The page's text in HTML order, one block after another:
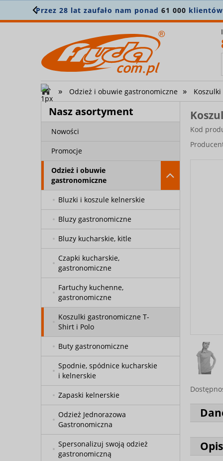
» Odzież i obuwie gastronomiczne »
Nasz asortyment
Nowości
Promocje
Odzież i obuwie
gastronomiczne
Bluzki i koszule kelnerskie
Bluzy gastronomiczne
Bluzy kucharskie, kitle
Czapki kucharskie,
gastronomiczne
Fartuchy kuchenne,
gastronomiczne
Koszulki gastronomiczne T-
Shirt i Polo
Buty gastronomiczne
Spodnie, spódnice kucharskie
i kelnerskie
Zapaski kelnerskie
Odzież Jednorazowa
Gastronomiczna
Spersonalizuj swoją odzież
gastronomiczną
Kod
Opis